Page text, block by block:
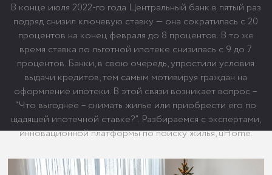
В конце июля 2022-го года Центральный банк в пятый раз
подряд снизил ключевую ставку — она сократилась с 20
процентов на конец февраля до 8 процентов. В то же
время ставка по льготной ипотеке снизилась с 9 до 7
процентов. Банки, в свою очередь, упростили условия
выдачи кредитов, тем самым мотивируя граждан на
оформление ипотеки. В этой связи возникает вопрос –
“Что выгоднее – снимать жилье или приобрести его по
щадящей ипотечной ставке?”. Разбираемся с экспертами,
инновационной платформы по поиску жилья, uHome.